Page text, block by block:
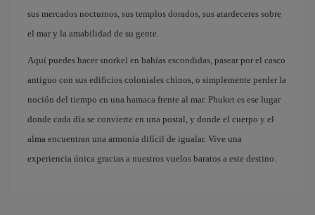
sus mercados nocturnos, sus templos dorados, sus atardeceres sobre
el mar y la amabilidad de su gente.
Aquí puedes hacer snorkel en bahías escondidas, pasear por el casco
antiguo con sus edificios coloniales chinos, o simplemente perder la
noción del tiempo en una hamaca frente al mar. Phuket es ese lugar
donde cada día se convierte en una postal, y donde el cuerpo y el
alma encuentran una armonía difícil de igualar. Vive una
experiencia única gracias a nuestros vuelos baratos a este destino.